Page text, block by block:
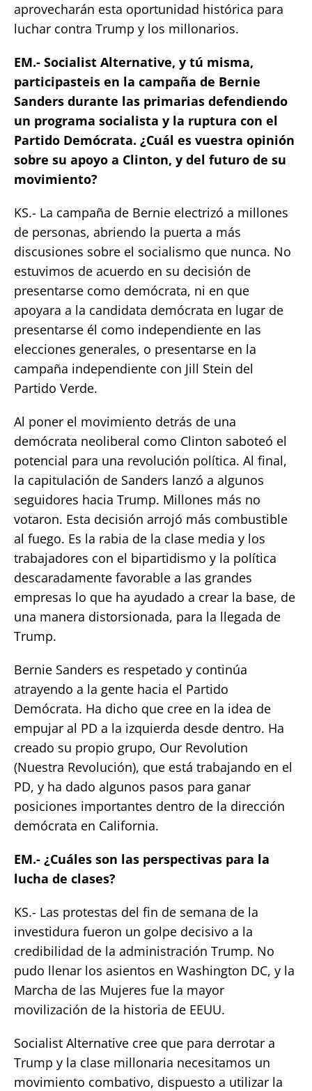
aprovecharán esta oportunidad histórica para
luchar contra Trump y los millonarios.
EM.- Socialist Alternative, y tú misma,
participasteis en la campaña de Bernie
Sanders durante las primarias defendiendo
un programa socialista y la ruptura con el
Partido Demócrata. ¿Cuál es vuestra opinión
sobre su apoyo a Clinton, y del futuro de su
movimiento?
KS.- La campaña de Bernie electrizó a millones
de personas, abriendo la puerta a más
discusiones sobre el socialismo que nunca. No
estuvimos de acuerdo en su decisión de
presentarse como demócrata, ni en que
apoyara a la candidata demócrata en lugar de
presentarse él como independiente en las
elecciones generales, o presentarse en la
campaña independiente con Jill Stein del
Partido Verde.
Al poner el movimiento detrás de una
demócrata neoliberal como Clinton saboteó el
potencial para una revolución política. Al final,
la capitulación de Sanders lanzó a algunos
seguidores hacia Trump. Millones más no
votaron. Esta decisión arrojó más combustible
al fuego. Es la rabia de la clase media y los
trabajadores con el bipartidismo y la política
descaradamente favorable a las grandes
empresas lo que ha ayudado a crear la base, de
una manera distorsionada, para la llegada de
Trump.
Bernie Sanders es respetado y continúa
atrayendo a la gente hacia el Partido
Demócrata. Ha dicho que cree en la idea de
empujar al PD a la izquierda desde dentro. Ha
creado su propio grupo, Our Revolution
(Nuestra Revolución), que está trabajando en el
PD, y ha dado algunos pasos para ganar
posiciones importantes dentro de la dirección
demócrata en California.
EM.- ¿Cuáles son las perspectivas para la
lucha de clases?
KS.- Las protestas del fin de semana de la
investidura fueron un golpe decisivo a la
credibilidad de la administración Trump. No
pudo llenar los asientos en Washington DC, y la
Marcha de las Mujeres fue la mayor
movilización de la historia de EEUU.
Socialist Alternative cree que para derrotar a
Trump y la clase millonaria necesitamos un
movimiento combativo, dispuesto a utilizar la